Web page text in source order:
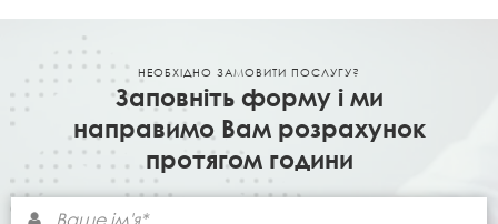
НЕОБХІДНО ЗАМОВИТИ ПОСЛУГУ?
Заповніть форму і ми
направимо Вам розрахунок
протягом години